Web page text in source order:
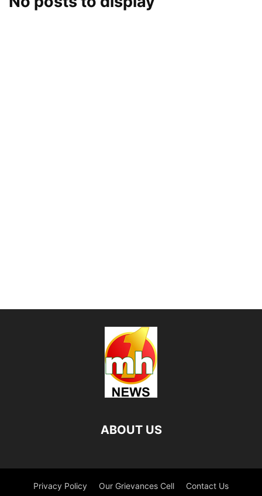
ABOUT US
Privacy Policy Our Grievances Cell Contact Us